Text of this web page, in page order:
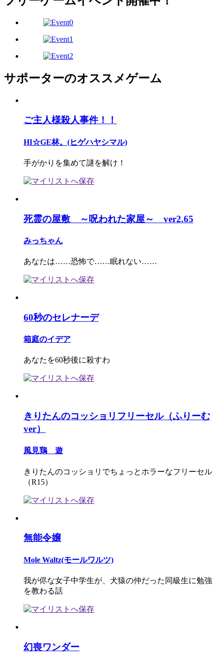
サポーターのオススメゲーム
ご主人様殺人事件！！
HI☆GE林。(ヒゲハヤシマル)
手がかりを集めて謎を解け！
死霊の屋敷 ～呪われた家屋～ ver2.65
みっちゃん
あなたは……恐怖で……眠れない……
60秒のセレナーデ
箱庭のイデア
あなたを60秒後に殺すわ
きりたんのコッショリフリーセル（ふりーむ
ver）
風見鶏 遊
きりたんのコッショリでちょっとホラーなフリーセル
（R15）
無能令嬢
Mole Waltz(モールワルツ)
我が侭な女子中学生が、犬猿の仲だった同級生に勉強
を教わる話
幻喪ワンダー